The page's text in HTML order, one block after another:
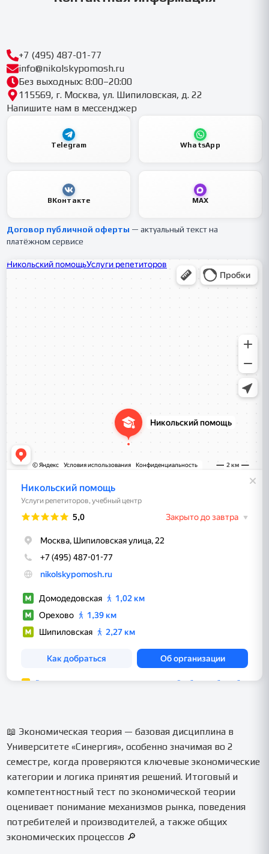
+7 (495) 487-01-77
info@nikolskypomosh.ru
Без выходных: 8:00–20:00
115569, г. Москва, ул. Шипиловская, д. 22
Напишите нам в мессенджер
Telegram WhatsApp
ВКонтакте MAX
Договор публичной оферты — актуальный текст на
платёжном сервисе
📖 Экономическая теория — базовая дисциплина в
Университете «Синергия», особенно значимая во 2
семестре, когда проверяются ключевые экономические
категории и логика принятия решений. Итоговый и
компетентностный тест по экономической теории
оценивает понимание механизмов рынка, поведения
потребителей и производителей, а также общих
экономических процессов 🔎